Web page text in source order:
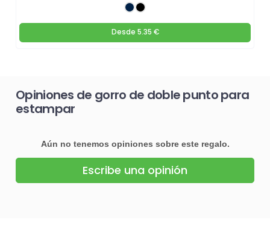
Desde 5.35 €
Opiniones de gorro de doble punto para
estampar
Aún no tenemos opiniones sobre este regalo.
Escribe una opinión